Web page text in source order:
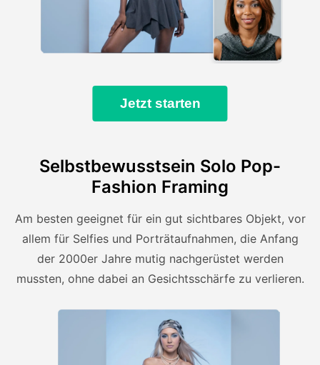
Jetzt starten
Selbstbewusstsein Solo Pop-
Fashion Framing
Am besten geeignet für ein gut sichtbares Objekt, vor
allem für Selfies und Porträtaufnahmen, die Anfang
der 2000er Jahre mutig nachgerüstet werden
mussten, ohne dabei an Gesichtsschärfe zu verlieren.